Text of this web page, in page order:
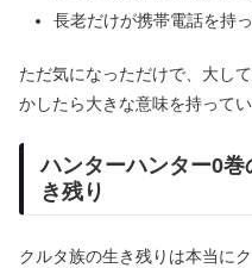
長老だけが携帯電話を持
ただ気になっただけで、大し
かしたら大きな意味を持ってい
ハンターハンター0
き残り
クルタ族の生き残りは本当に